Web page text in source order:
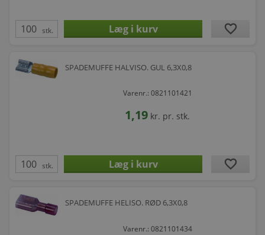
stk. favorite
SPADEMUFFE HALVISO. GUL 6,3X0,8
Varenr.: 0821101421
1,19 kr. pr. stk.
stk. favorite
SPADEMUFFE HELISO. RØD 6,3X0,8
Varenr.: 0821101434